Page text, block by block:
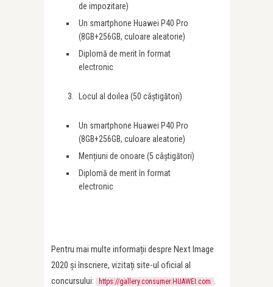
de impozitare)
Un smartphone Huawei P40 Pro
(8GB+256GB, culoare aleatorie)
Diplomă de merit în format
electronic
Locul al doilea (50 câștigători)
Un smartphone Huawei P40 Pro
(8GB+256GB, culoare aleatorie)
Mențiuni de onoare (5 câștigători)
Diplomă de merit în format
electronic
Pentru mai multe informații despre Next Image
2020 și înscriere, vizitați site-ul oficial al
concursului:
https://gallery.consumer.HUAWEI.com